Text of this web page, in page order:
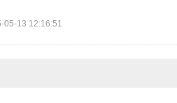
05-13 12:16:51